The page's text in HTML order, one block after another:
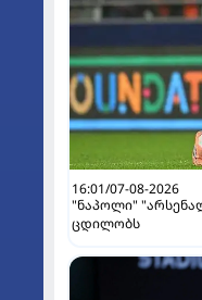
16:01/07-08-2026
"ნაპოლი"
ცდილობს